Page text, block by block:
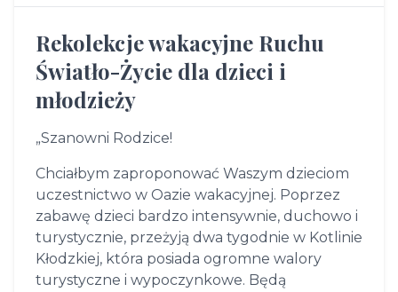
Rekolekcje wakacyjne Ruchu
Światło-Życie dla dzieci i
młodzieży
„Szanowni Rodzice!
Chciałbym zaproponować Waszym dzieciom
uczestnictwo w Oazie wakacyjnej. Poprzez
zabawę dzieci bardzo intensywnie, duchowo i
turystycznie, przeżyją dwa tygodnie w Kotlinie
Kłodzkiej, która posiada ogromne walory
turystyczne i wypoczynkowe. Będą